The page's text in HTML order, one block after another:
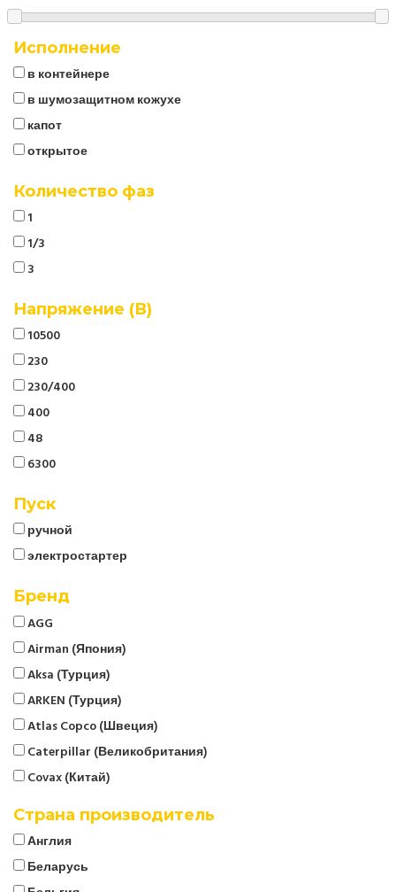
Исполнение
в контейнере
в шумозащитном кожухе
капот
открытое
Количество фаз
1
1/3
3
Напряжение (В)
10500
230
230/400
400
48
6300
Пуск
ручной
электростартер
Бренд
AGG
Airman (Япония)
Aksa (Турция)
ARKEN (Турция)
Atlas Copco (Швеция)
Caterpillar (Великобритания)
Covax (Китай)
Cummins (Великобритания)
Страна производитель
Англия
Беларусь